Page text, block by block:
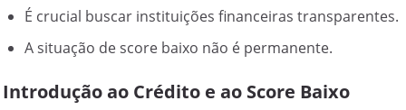
É crucial buscar instituições financeiras transparentes.
A situação de score baixo não é permanente.
Introdução ao Crédito e ao Score Baixo